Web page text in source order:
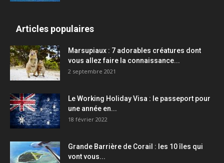
Articles populaires
Marsupiaux : 7 adorables créatures dont
vous allez faire la connaissance...
2 septembre 2021
Le Working Holiday Visa : le passeport pour
une année en...
18 février 2022
Grande Barrière de Corail : les 10 îles qui
vont vous...